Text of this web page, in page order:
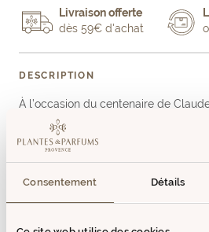
Consentement Détails
Livraison offerte
dès 59€ d'achat
DESCRIPTION
À l’occasion du centenaire de
Parfums propose le Savon Rose X
collaboration artistique avec
Conçu pour offrir un soin doux et
Parfums de Grasse et savoir-faire